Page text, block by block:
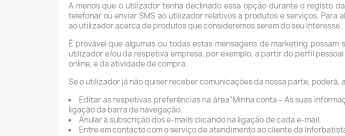
A menos que o utilizador tenha declinado essa opção durante o registo
telefonar ou enviar SMS ao utilizador relativos a produtos e serviços.
ao utilizador acerca de produtos que consideremos serem do seu interesse.
É provável que algumas ou todas estas mensagens de marketing
utilizador e/ou da respetiva empresa, por exemplo, a partir do perfil
online, e da atividade de compra.
Se o utilizador já não quiser receber comunicações da nossa parte, poderá,
Editar as respetivas preferências na área"Minha conta – As suas
ligação da barra de navegação.
Anular a subscrição dos e-mails clicando na ligação de cada e-mail.
Entre em contacto com o serviço de atendimento ao cliente da